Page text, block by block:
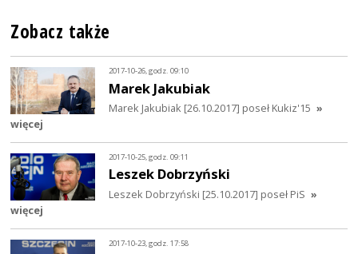
Zobacz także
2017-10-26, godz. 09:10
Marek Jakubiak
Marek Jakubiak [26.10.2017] poseł Kukiz'15 »
więcej
2017-10-25, godz. 09:11
Leszek Dobrzyński
Leszek Dobrzyński [25.10.2017] poseł PiS »
więcej
2017-10-23, godz. 17:58